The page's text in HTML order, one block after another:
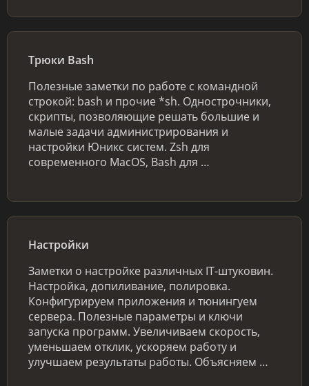
Трюки Bash
Полезные заметки по работе с командной
строкой: bash и прочие *sh. Однострочники,
скрипты, позволяющие решать большие и
малые задачи администрирования и
настройки Юникс систем. Zsh для
современного MacOS, Bash для …
Настройки
Заметки о настройке различных IT-штуковин.
Настройка, допиливание, полировка.
Конфигурируем приложения и тюнингуем
сервера. Полезные параметры и ключи
запуска программ. Увеличиваем скорость,
уменьшаем отклик, ускоряем работу и
улучшаем результаты работы. Объясняем …